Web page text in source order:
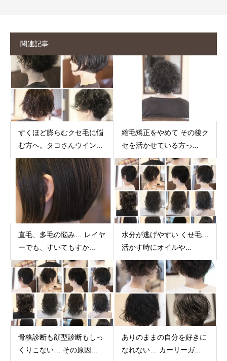
関連記事
すくほど膨らむクセ毛に悩
む方へ。タコさんウイン...
縮毛矯正をやめて その後ク
セを活かせている方っ...
直毛、多毛の悩み… レイヤ
ーでも、すいてもすか...
水分が逃げやすい くせ毛…
活かす時にオイルや...
骨格診断も顔型診断もしっ
くりこない… その原因...
ありのままの自分を好きに
なれない… カーリーガ...